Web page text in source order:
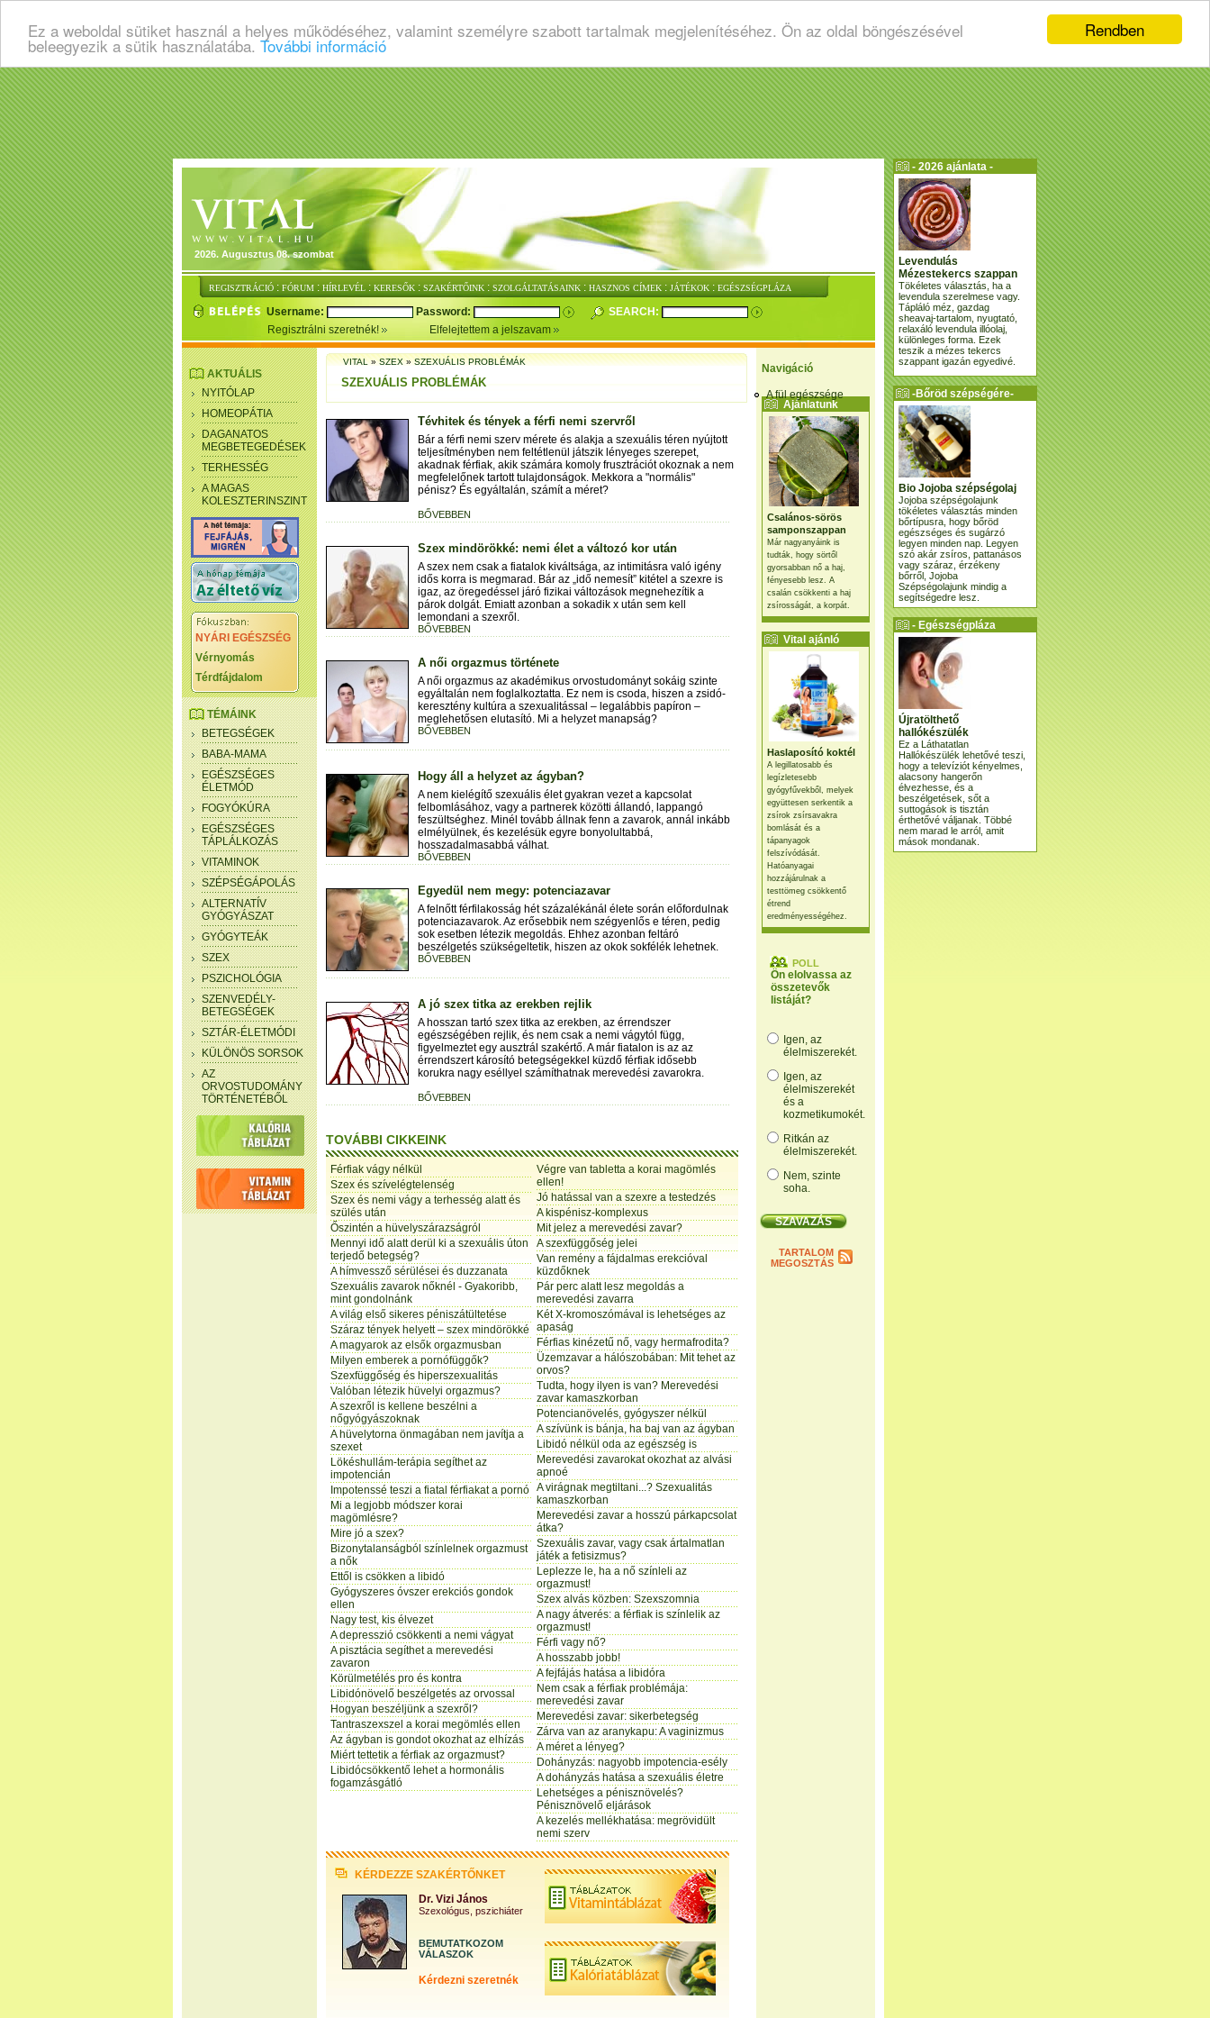
Rendben
Ez a weboldal sütiket használ a helyes működéséhez, valamint személyre szabott tartalmak megjelenítéséhez. Ön az oldal böngészésével
beleegyezik a sütik használatába. További információ
2026. Augusztus 08. szombat
REGISZTRÁCIÓ : FÓRUM : HÍRLEVÉL : KERESŐK : SZAKÉRTŐINK : SZOLGÁLTATÁSAINK : HASZNOS CÍMEK : JÁTÉKOK : EGÉSZSÉGPLÁZA
Username: Password:
SEARCH:
Regisztrálni szeretnék!
Elfelejtettem a jelszavam
Navigáció
A fül egészsége
Ajánlatunk
Csalános-sörös
samponszappan
Már nagyanyáink is
tudták, hogy sörtől
gyorsabban nő a haj,
fényesebb lesz. A
csalán csökkenti a haj
zsírosságát, a korpát.
Vital ajánló
Haslaposító koktél
A legillatosabb és
legízletesebb
gyógyfűvekből, melyek
együttesen serkentik a
zsírok zsírsavakra
bomlását és a
tápanyagok
felszívódását.
Hatóanyagai
hozzájárulnak a
testtömeg csökkentő
étrend
eredményességéhez.
POLL
Ön elolvassa az
összetevők
listáját?
Igen, az
élelmiszerekét.
Igen, az
élelmiszerekét
és a
kozmetikumokét.
Ritkán az
élelmiszerekét.
Nem, szinte
soha.
TARTALOM
MEGOSZTÁS
AKTUÁLIS
NYITÓLAP
HOMEOPÁTIA
DAGANATOS
MEGBETEGEDÉSEK
TERHESSÉG
A MAGAS
KOLESZTERINSZINT
NYÁRI EGÉSZSÉG
Vérnyomás
Térdfájdalom
TÉMÁINK
BETEGSÉGEK
BABA-MAMA
EGÉSZSÉGES
ÉLETMÓD
FOGYÓKÚRA
EGÉSZSÉGES
TÁPLÁLKOZÁS
VITAMINOK
SZÉPSÉGÁPOLÁS
ALTERNATÍV
GYÓGYÁSZAT
GYÓGYTEÁK
SZEX
PSZICHOLÓGIA
SZENVEDÉLY-
BETEGSÉGEK
SZTÁR-ÉLETMÓDI
KÜLÖNÖS SORSOK
AZ
ORVOSTUDOMÁNY
TÖRTÉNETÉBŐL
VITAL»SZEX»SZEXUÁLIS PROBLÉMÁK
SZEXUÁLIS PROBLÉMÁK
Tévhitek és tények a férfi nemi szervről
Bár a férfi nemi szerv mérete és alakja a szexuális téren nyújtott
teljesítményben nem feltétlenül játszik lényeges szerepet,
akadnak férfiak, akik számára komoly frusztrációt okoznak a nem
megfelelőnek tartott tulajdonságok. Mekkora a "normális"
pénisz? És egyáltalán, számít a méret?
BŐVEBBEN
Szex mindörökké: nemi élet a változó kor után
A szex nem csak a fiatalok kiváltsága, az intimitásra való igény
idős korra is megmarad. Bár az „idő nemesít” kitétel a szexre is
igaz, az öregedéssel járó fizikai változások megnehezítik a
párok dolgát. Emiatt azonban a sokadik x után sem kell
lemondani a szexről.
BŐVEBBEN
A női orgazmus története
A női orgazmus az akadémikus orvostudományt sokáig szinte
egyáltalán nem foglalkoztatta. Ez nem is csoda, hiszen a zsidó-
keresztény kultúra a szexualitással – legalábbis papíron –
meglehetősen elutasító. Mi a helyzet manapság?
BŐVEBBEN
Hogy áll a helyzet az ágyban?
A nem kielégítő szexuális élet gyakran vezet a kapcsolat
felbomlásához, vagy a partnerek közötti állandó, lappangó
feszültséghez. Minél tovább állnak fenn a zavarok, annál inkább
elmélyülnek, és kezelésük egyre bonyolultabbá,
hosszadalmasabbá válhat.
BŐVEBBEN
Egyedül nem megy: potenciazavar
A felnőtt férfilakosság hét százalékánál élete során előfordulnak
potenciazavarok. Az erősebbik nem szégyenlős e téren, pedig
sok esetben létezik megoldás. Ehhez azonban feltáró
beszélgetés szükségeltetik, hiszen az okok sokfélék lehetnek.
BŐVEBBEN
A jó szex titka az erekben rejlik
A hosszan tartó szex titka az erekben, az érrendszer
egészségében rejlik, és nem csak a nemi vágytól függ,
figyelmeztet egy ausztrál szakértő. A már fiatalon is az az
érrendszert károsító betegségekkel küzdő férfiak idősebb
korukra nagy eséllyel számíthatnak merevedési zavarokra.
BŐVEBBEN
TOVÁBBI CIKKEINK
Férfiak vágy nélkül
Szex és szívelégtelenség
Szex és nemi vágy a terhesség alatt és
szülés után
Őszintén a hüvelyszárazságról
Mennyi idő alatt derül ki a szexuális úton
terjedő betegség?
A hímvessző sérülései és duzzanata
Szexuális zavarok nőknél - Gyakoribb,
mint gondolnánk
A világ első sikeres péniszátültetése
Száraz tények helyett – szex mindörökké
A magyarok az elsők orgazmusban
Milyen emberek a pornófüggők?
Szexfüggőség és hiperszexualitás
Valóban létezik hüvelyi orgazmus?
A szexről is kellene beszélni a
nőgyógyászoknak
A hüvelytorna önmagában nem javítja a
szexet
Lökéshullám-terápia segíthet az
impotencián
Impotenssé teszi a fiatal férfiakat a pornó
Mi a legjobb módszer korai
magömlésre?
Mire jó a szex?
Bizonytalanságból színlelnek orgazmust
a nők
Ettől is csökken a libidó
Gyógyszeres óvszer erekciós gondok
ellen
Nagy test, kis élvezet
A depresszió csökkenti a nemi vágyat
A pisztácia segíthet a merevedési
zavaron
Körülmetélés pro és kontra
Libidónövelő beszélgetés az orvossal
Hogyan beszéljünk a szexről?
Tantraszexszel a korai megömlés ellen
Az ágyban is gondot okozhat az elhízás
Miért tettetik a férfiak az orgazmust?
Libidócsökkentő lehet a hormonális
fogamzásgátló
Végre van tabletta a korai magömlés
ellen!
Jó hatással van a szexre a testedzés
A kispénisz-komplexus
Mit jelez a merevedési zavar?
A szexfüggőség jelei
Van remény a fájdalmas erekcióval
küzdőknek
Pár perc alatt lesz megoldás a
merevedési zavarra
Két X-kromoszómával is lehetséges az
apaság
Férfias kinézetű nő, vagy hermafrodita?
Üzemzavar a hálószobában: Mit tehet az
orvos?
Tudta, hogy ilyen is van? Merevedési
zavar kamaszkorban
Potencianövelés, gyógyszer nélkül
A szívünk is bánja, ha baj van az ágyban
Libidó nélkül oda az egészség is
Merevedési zavarokat okozhat az alvási
apnoé
A virágnak megtiltani...? Szexualitás
kamaszkorban
Merevedési zavar a hosszú párkapcsolat
átka?
Szexuális zavar, vagy csak ártalmatlan
játék a fetisizmus?
Leplezze le, ha a nő színleli az
orgazmust!
Szex alvás közben: Szexszomnia
A nagy átverés: a férfiak is színlelik az
orgazmust!
Férfi vagy nő?
A hosszabb jobb!
A fejfájás hatása a libidóra
Nem csak a férfiak problémája:
merevedési zavar
Merevedési zavar: sikerbetegség
Zárva van az aranykapu: A vaginizmus
A méret a lényeg?
Dohányzás: nagyobb impotencia-esély
A dohányzás hatása a szexuális életre
Lehetséges a pénisznövelés?
Pénisznövelő eljárások
A kezelés mellékhatása: megrövidült
nemi szerv
KÉRDEZZE SZAKÉRTŐNKET
Dr. Vizi János
Szexológus, pszichiáter
BEMUTATKOZOM
VÁLASZOK
Kérdezni szeretnék
- 2026 ajánlata -
Levendulás
Mézestekercs szappan
Tökéletes választás, ha a
levendula szerelmese vagy.
Tápláló méz, gazdag
sheavaj-tartalom, nyugtató,
relaxáló levendula illóolaj,
különleges forma. Ezek
teszik a mézes tekercs
szappant igazán egyedivé.
-Bőröd szépségére-
Bio Jojoba szépségolaj
Jojoba szépségolajunk
tökéletes választás minden
bőrtípusra, hogy bőröd
egészséges és sugárzó
legyen minden nap. Legyen
szó akár zsíros, pattanásos
vagy száraz, érzékeny
bőrről, Jojoba
Szépségolajunk mindig a
segítségedre lesz.
- Egészségpláza
ajánlatunk -
Újratölthető
hallókészülék
Ez a Láthatatlan
Hallókészülék lehetővé teszi,
hogy a televíziót kényelmes,
alacsony hangerőn
élvezhesse, és a
beszélgetések, sőt a
suttogások is tisztán
érthetővé váljanak. Többé
nem marad le arról, amit
mások mondanak.